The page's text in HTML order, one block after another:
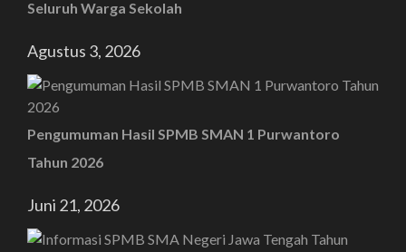
Seluruh Warga Sekolah
Agustus 3, 2026
Pengumuman Hasil SPMB SMAN 1 Purwantoro
Tahun 2026
Juni 21, 2026